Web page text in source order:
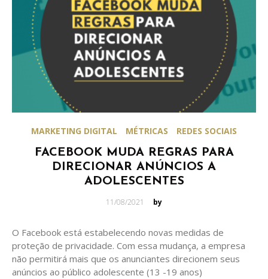
MARKETING DIGITAL MÉTRICAS REDES SOCIAIS
FACEBOOK MUDA REGRAS PARA
DIRECIONAR ANÚNCIOS A
ADOLESCENTES
Posted
11/08/2021 by
O Facebook está estabelecendo novas medidas de
proteção de privacidade. Com essa mudança, a empresa
não permitirá mais que os anunciantes direcionem seus
anúncios ao público adolescente (13 -19 anos)